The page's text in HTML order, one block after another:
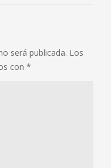
será publicada. Los
con *